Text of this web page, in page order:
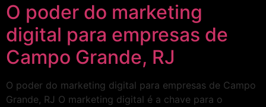
O poder do marketing
digital para empresas de
Campo Grande, RJ
O poder do marketing digital para empresas de Campo
Grande, RJ O marketing digital é a chave para o